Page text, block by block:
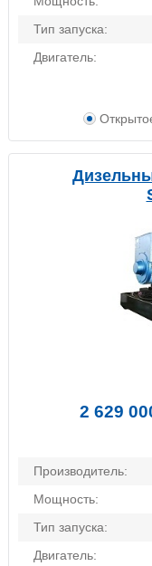
Тип запуска:
Двигатель:
Производитель:
Мощность:
Тип запуска:
Двигатель:
2 629